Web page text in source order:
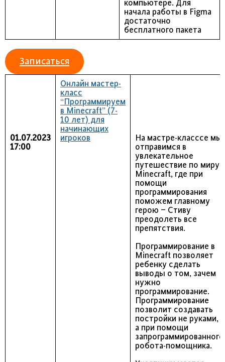
компьютере. Для
начала работы в Figma
достаточно
бесплатного пакета
Записаться
01.07.2023
17:00
Онлайн мастер-
класс
“Программируем
в Minecraft” (7-
10 лет) для
начинающих
игроков
На мастре-класссе мы
отправимся в
увлекательное
путешествие по миру
Minecraft, где при
помощи
программирования
поможем главному
герою – Стиву
преодолеть все
препятствия.
Программирование в
Minecraft позволяет
ребенку сделать
выводы о том, зачем
нужно
программирование.
Программирование
позволит создавать
постройки не руками,
а при помощи
запрограммированного
робота-помощника.